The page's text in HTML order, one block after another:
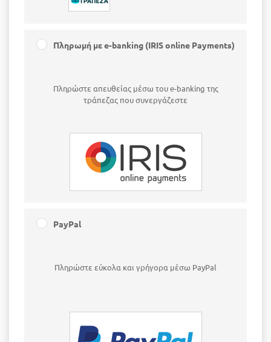
Πληρωμή με e-banking (IRIS online Payments)
Πληρώστε απευθείας μέσω του e-banking της
τράπεζας που συνεργάζεστε
PayPal
Πληρώστε εύκολα και γρήγορα μέσω PayPal